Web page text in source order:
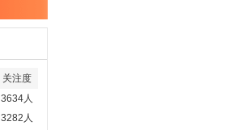
关注度
3634人
3282人